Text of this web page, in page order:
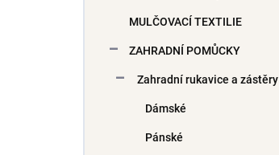
MULČOVACÍ TEXTILIE
ZAHRADNÍ POMŮCKY
Zahradní rukavice a zástěry
Dámské
Pánské